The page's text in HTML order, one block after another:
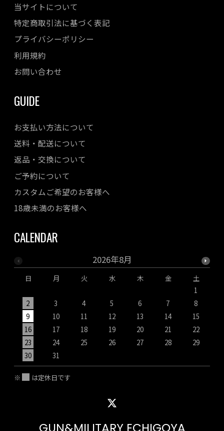
当サイトについて
特定商取引法に基づく表記
プライバシーポリシー
利用規約
お問い合わせ
GUIDE
お支払い方法について
送料・配送について
返品・交換について
ご予約について
カスタムご希望のお客様へ
18歳未満のお客様へ
CALENDAR
2026年8月
日 月 火 水 木 金
土
1
2
3 4 5 6 7
8
9
10 11 12 13 14
15
16
17 18 19 20 21
22
23
24 25 26 27 28
29
30
31
※ は定休日です
GUN&MILITARY ECHIGOYA